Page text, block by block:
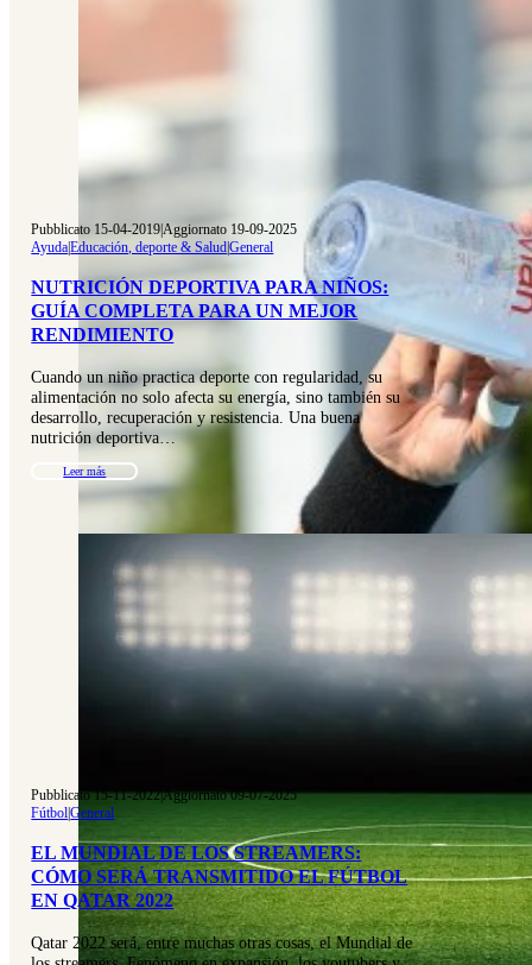
Pubblicato 15-04-2019|Aggiornato 19-09-2025
Ayuda|Educación, deporte & Salud|General
NUTRICIÓN DEPORTIVA PARA NIÑOS:
GUÍA COMPLETA PARA UN MEJOR
RENDIMIENTO
Cuando un niño practica deporte con regularidad, su
alimentación no solo afecta su energía, sino también su
desarrollo, recuperación y resistencia. Una buena
nutrición deportiva…
Leer más
Pubblicato 15-11-2022|Aggiornato 09-07-2025
Fútbol|General
EL MUNDIAL DE LOS STREAMERS:
CÓMO SERÁ TRANSMITIDO EL FÚTBOL
EN QATAR 2022
Qatar 2022 será, entre muchas otras cosas, el Mundial de